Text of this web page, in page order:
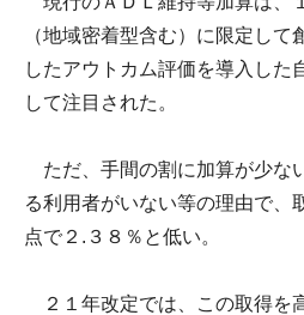
（地域密着型含む）に限定して
したアウトカム評価を導入した
して注目された。
ただ、手間の割に加算が少な
る利用者がいない等の理由で、
点で２.３８％と低い。
２１年改定では、この取得を